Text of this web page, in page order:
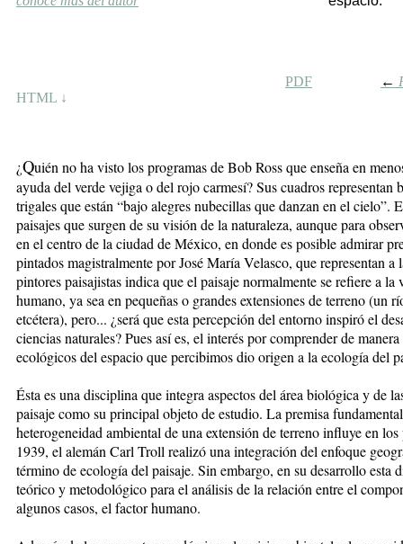
HTML ↓
PDF ←
¿Quién no ha visto los programas de Bob Ross que enseña en
ayuda del verde vejiga o del rojo carmesí? Sus cuadros representan
trigales que están “bajo alegres nubecillas que danzan en el cielo”.
paisajes que surgen de su visión de la naturaleza, aunque para
en el centro de la ciudad de México, en donde es posible admirar
pintados magistralmente por José María Velasco, que representan
pintores paisajistas indica que el paisaje normalmente se refiere a
humano, ya sea en pequeñas o grandes extensiones de terreno (un
etcétera), pero... ¿será que esta percepción del entorno inspiró el
ciencias naturales? Pues así es, el interés por comprender de
ecológicos del espacio que percibimos dio origen a la ecología del
Ésta es una disciplina que integra aspectos del área biológica y de
paisaje como su principal objeto de estudio. La premisa
heterogeneidad ambiental de una extensión de terreno influye en
1939, el alemán Carl Troll realizó una integración del enfoque
término de ecología del paisaje. Sin embargo, en su desarrollo esta
teórico y metodológico para el análisis de la relación entre el
algunos casos, el factor humano.